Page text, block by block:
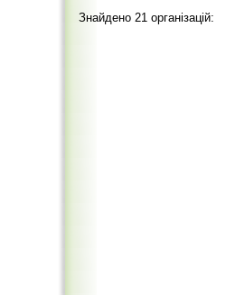
Знайдено 21 організацій: